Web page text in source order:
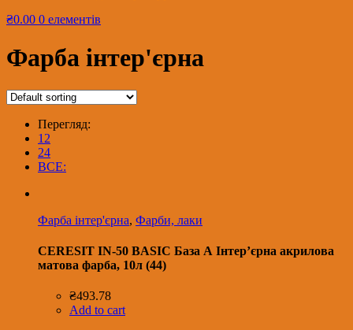
₴0.00 0 елементів
Фарба інтер'єрна
Перегляд:
12
24
ВСЕ:
Фарба інтер'єрна, Фарби, лаки
CERESIT IN-50 BASIC База А Інтер’єрна акрилова
матова фарба, 10л (44)
₴493.78
Add to cart